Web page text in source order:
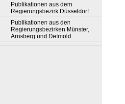
Publikationen aus dem
Regierungsbezirk Düsseldorf
Publikationen aus den
Regierungsbezirken Münster,
Arnsberg und Detmold